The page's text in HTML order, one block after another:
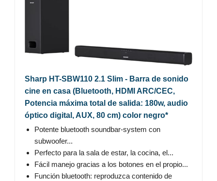
Sharp HT-SBW110 2.1 Slim - Barra de sonido
cine en casa (Bluetooth, HDMI ARC/CEC,
Potencia máxima total de salida: 180w, audio
óptico digital, AUX, 80 cm) color negro*
Potente bluetooth soundbar-system con
subwoofer...
Perfecto para la sala de estar, la cocina, el...
Fácil manejo gracias a los botones en el propio...
Función bluetooth: reproduzca contenido de